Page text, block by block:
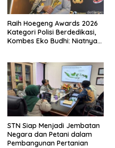
Raih Hoegeng Awards 2026
Kategori Polisi Berdedikasi,
Kombes Eko Budhi: Niatnya
STN Siap Menjadi Jembatan
Negara dan Petani dalam
Pembangunan Pertanian